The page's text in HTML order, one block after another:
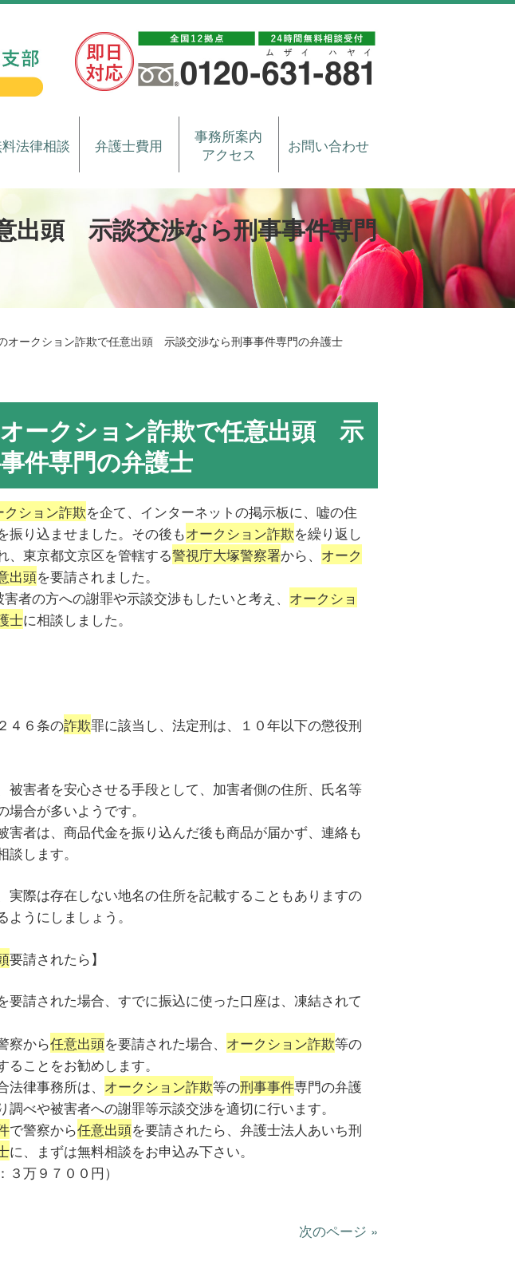
法律相談 弁護士費用
事務所案内
アクセス
お問い合わせ
出頭 示談交渉なら刑事事件専門
オークション詐欺で任意出頭 示談交渉なら刑事事件専門の弁護士
ークション詐欺で任意出頭 示
件専門の弁護士
クション詐欺を企て、インターネットの掲示板に、嘘の住
振り込ませました。その後もオークション詐欺を繰り返し
、東京都文京区を管轄する警視庁大塚警察署から、 オーク
出頭を要請されました。
者の方への謝罪や示談交渉もしたいと考え、 オークショ
士に相談しました。
４６条の詐欺罪に該当し、法定刑は、１０年以下の懲役刑
被害者を安心させる手段として、加害者側の住所、氏名等
合が多いようです。
害者は、商品代金を振り込んだ後も商品が届かず、連絡も
します。
実際は存在しない地名の住所を記載することもありますの
うにしましょう。
要請されたら】
要請された場合、すでに振込に使った口座は、凍結されて
察から任意出頭を要請された場合、 オークション詐欺等の
ることをお勧めします。
律事務所は、 オークション詐欺等の刑事事件専門の弁護
べや被害者への謝罪等示談交渉を適切に行います。
で警察から任意出頭を要請されたら、弁護士法人あいち刑
に、まずは無料相談をお申込み下さい。
万９７００円）
次のページ »